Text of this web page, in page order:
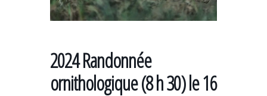
2024 Randonnée
ornithologique (8 h 30) le 16